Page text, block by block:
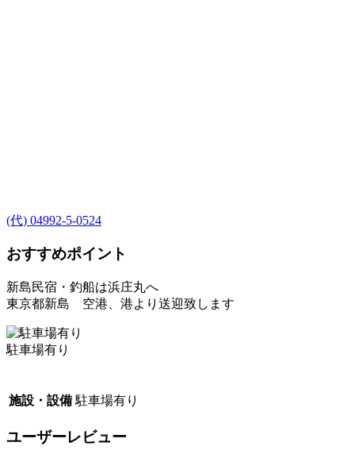
(代) 04992-5-0524
おすすめポイント
新島民宿・釣船は浜庄丸へ
東京都新島 空港、港より送迎致します
駐車場有り
施設・設備 駐車場有り
ユーザーレビュー